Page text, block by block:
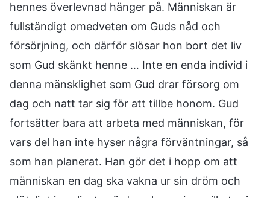
hennes överlevnad hänger på. Människan är
fullständigt omedveten om Guds nåd och
försörjning, och därför slösar hon bort det liv
som Gud skänkt henne … Inte en enda individ i
denna mänsklighet som Gud drar försorg om
dag och natt tar sig för att tillbe honom. Gud
fortsätter bara att arbeta med människan, för
vars del han inte hyser några förväntningar, så
som han planerat. Han gör det i hopp om att
människan en dag ska vakna ur sin dröm och